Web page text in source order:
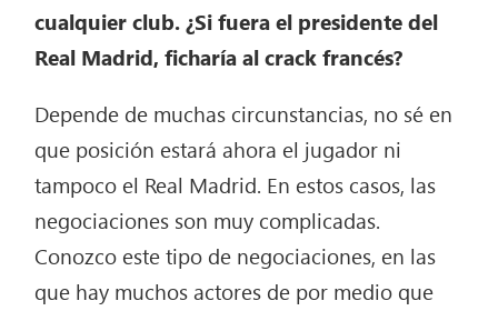
cualquier club. ¿Si fuera el presidente del
Real Madrid, ficharía al crack francés?
Depende de muchas circunstancias, no sé en
que posición estará ahora el jugador ni
tampoco el Real Madrid. En estos casos, las
negociaciones son muy complicadas.
Conozco este tipo de negociaciones, en las
que hay muchos actores de por medio que